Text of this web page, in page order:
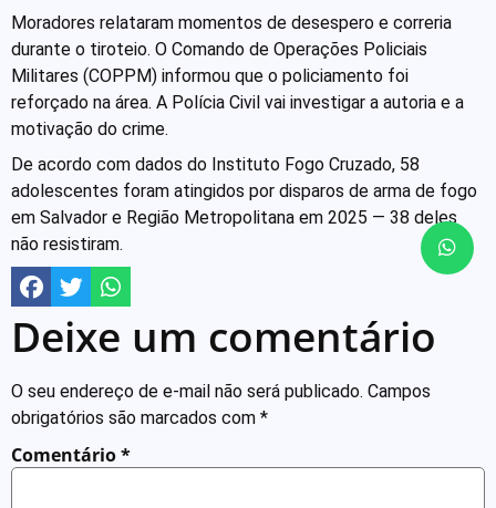
Moradores relataram momentos de desespero e correria
durante o tiroteio. O Comando de Operações Policiais
Militares (COPPM) informou que o policiamento foi
reforçado na área. A Polícia Civil vai investigar a autoria e a
motivação do crime.
De acordo com dados do Instituto Fogo Cruzado, 58
adolescentes foram atingidos por disparos de arma de fogo
em Salvador e Região Metropolitana em 2025 — 38 deles
não resistiram.
Deixe um comentário
O seu endereço de e-mail não será publicado. Campos
obrigatórios são marcados com *
Comentário*